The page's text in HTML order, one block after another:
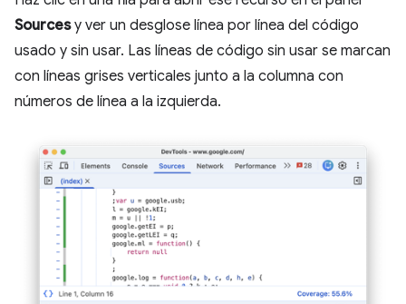
Sourcesy ver un desglose línea por línea del código
usado y sin usar. Las líneas de código sin usar se marcan
con líneas grises verticales junto a la columna con
números de línea a la izquierda.